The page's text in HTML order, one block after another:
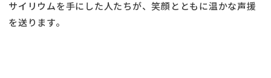
サイリウムを手にした人たちが、笑顔とともに温かな声援
を送ります。